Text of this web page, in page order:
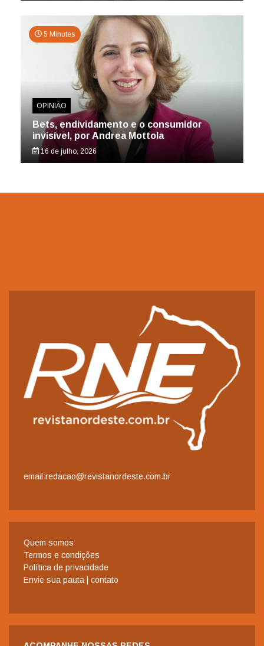
5 Minutes
OPINIÃO
Bets, endividamento e o consumidor
invisível, por Andrea Mottola
16 de julho, 2026
email:redacao@revistanordeste.com.br
Quem somos
Termos e condições
Política de privacidade
Envie sua pauta | contato